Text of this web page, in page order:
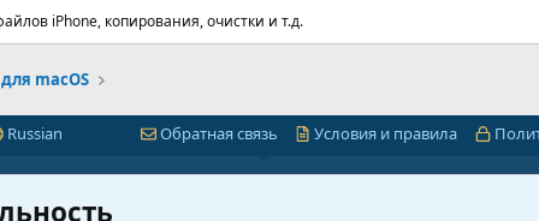
iPhone, копирования, очистки и т.д.
macOS
Russian Обратная связь Условия и правила